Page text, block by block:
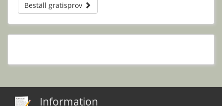
Beställ gratisprov
Information